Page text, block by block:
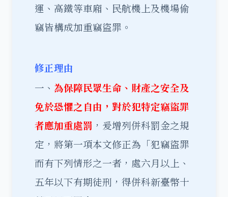
運、高鐵等車廂、民航機上及機場偷
竊皆構成加重竊盜罪。
修正理由
一、 為保障民眾生命、財產之安全及
免於恐懼之自由，對於犯特定竊盜罪
者應加重處罰 ，爰增列併科罰金之規
定，將第一項本文修正為「犯竊盜罪
而有下列情形之一者，處六月以上、
五年以下有期徒刑，得併科新臺幣十